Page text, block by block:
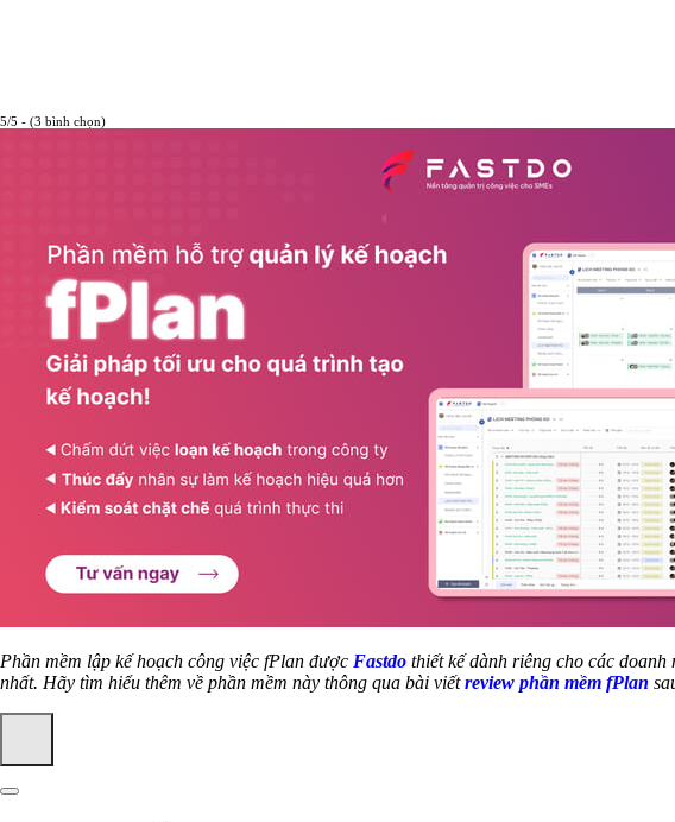
5/5 - (3 bình chọn)
Phần mềm lập kế hoạch công việc fPlan được Fastdo thiết kế dành riêng cho các
nhất. Hãy tìm hiểu thêm về phần mềm này thông qua bài viếtreview phần mềm fPlan